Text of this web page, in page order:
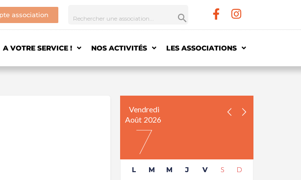
association
A VOTRE SERVICE ! NOS ACTIVITÉS LES ASSOCIATIONS
Vendredi
Août 2026
7
L M M J V S D